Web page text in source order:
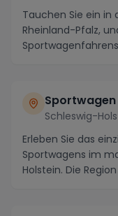
Tauchen Sie ein in
Rheinland-Pfalz,
Schleswig-
Erleben Sie das
Sportwagens im
Holstein. Die